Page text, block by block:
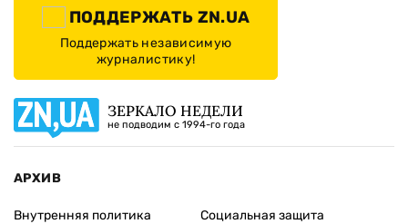
ПОДДЕРЖАТЬ ZN.UA
Поддержать независимую
журналистику!
ЗЕРКАЛО НЕДЕЛИ
не подводим с 1994-го года
АРХИВ
Внутренняя политика
Социальная защита